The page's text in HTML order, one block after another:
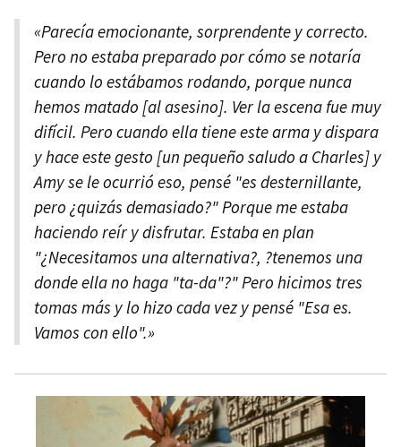
«Parecía emocionante, sorprendente y correcto.
Pero no estaba preparado por cómo se notaría
cuando lo estábamos rodando, porque nunca
hemos matado [al asesino]. Ver la escena fue muy
difícil. Pero cuando ella tiene este arma y dispara
y hace este gesto [un pequeño saludo a Charles] y
Amy se le ocurrió eso, pensé "es desternillante,
pero ¿quizás demasiado?" Porque me estaba
haciendo reír y disfrutar. Estaba en plan
"¿Necesitamos una alternativa?, ?tenemos una
donde ella no haga "ta-da"?" Pero hicimos tres
tomas más y lo hizo cada vez y pensé "Esa es.
Vamos con ello".»